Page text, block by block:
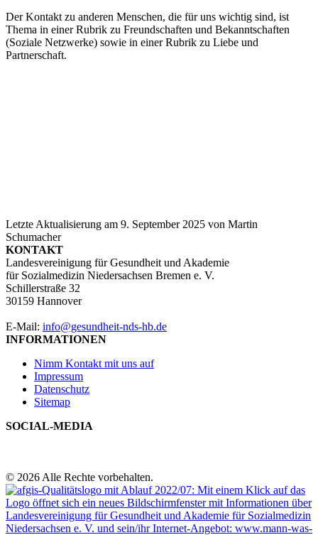
Der Kontakt zu anderen Menschen, die für uns wichtig sind, ist
Thema in einer Rubrik zu Freundschaften und Bekanntschaften
(Soziale Netzwerke) sowie in einer Rubrik zu Liebe und
Partnerschaft.
Letzte Aktualisierung am 9. September 2025 von Martin
Schumacher
KONTAKT
Landesvereinigung für Gesundheit und Akademie
für Sozialmedizin Niedersachsen Bremen e. V.
Schillerstraße 32
30159 Hannover
E-Mail: info@gesundheit-nds-hb.de
INFORMATIONEN
Nimm Kontakt mit uns auf
Impressum
Datenschutz
Sitemap
SOCIAL-MEDIA
© 2026 Alle Rechte vorbehalten.